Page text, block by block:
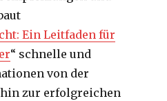
Ein Leitfaden für
“ schnelle und
von der
zur erfolgreichen